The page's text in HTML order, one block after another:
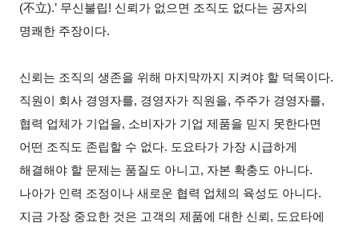
(不立).’ 무신불립! 신뢰가 없으면 조직도 없다는 공자의
명쾌한 주장이다.
신뢰는 조직의 생존을 위해 마지막까지 지켜야 할 덕목이다.
직원이 회사 경영자를, 경영자가 직원을, 주주가 경영자를,
협력 업체가 기업을, 소비자가 기업 제품을 믿지 못한다면
어떤 조직도 존립할 수 없다. 도요타가 가장 시급하게
해결해야 할 문제는 품질도 아니고, 자본 확충도 아니다.
나아가 인력 조정이나 새로운 협력 업체의 육성도 아니다.
지금 가장 중요한 것은 고객의 제품에 대한 신뢰, 도요타에